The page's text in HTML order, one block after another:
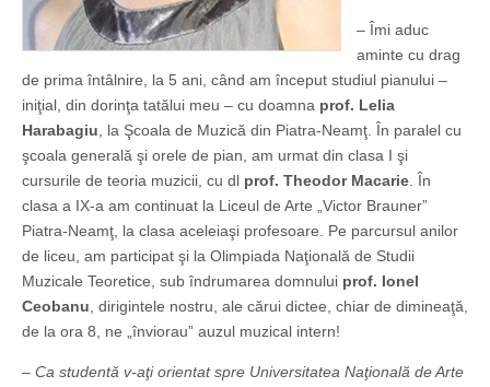
– Îmi aduc
aminte cu drag
de prima întâlnire, la 5 ani, când am început studiul pianului –
iniţial, din dorinţa tatălui meu – cu doamna prof. Lelia
Harabagiu, la Şcoala de Muzică din Piatra-Neamţ. În paralel cu
şcoala generală şi orele de pian, am urmat din clasa I şi
cursurile de teoria muzicii, cu dl prof. Theodor Macarie. În
clasa a IX-a am continuat la Liceul de Arte „Victor Brauner”
Piatra-Neamţ, la clasa aceleiaşi profesoare. Pe parcursul anilor
de liceu, am participat şi la Olimpiada Naţională de Studii
Muzicale Teoretice, sub îndrumarea domnului prof. Ionel
Ceobanu, dirigintele nostru, ale cărui dictee, chiar de dimineaţă,
de la ora 8, ne „înviorau” auzul muzical intern!
– Ca studentă v-aţi orientat spre Universitatea Naţională de Arte